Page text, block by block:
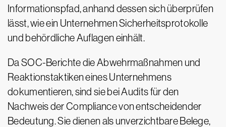
Informationspfad, anhand dessen sich überprüfen
lässt, wie ein Unternehmen Sicherheitsprotokolle
und behördliche Auflagen einhält.
Da SOC-Berichte die Abwehrmaßnahmen und
Reaktionstaktiken eines Unternehmens
dokumentieren, sind sie bei Audits für den
Nachweis der Compliance von entscheidender
Bedeutung. Sie dienen als unverzichtbare Belege,